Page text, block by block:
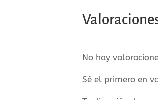
No hay
Sé el primero en